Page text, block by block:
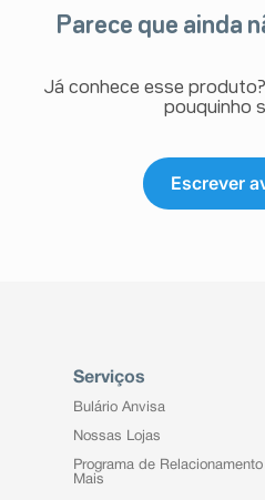
Parece que ainda
Já conhece esse
pouquinho
Escrever
Serviços
Bulário Anvisa
Nossas Lojas
Programa de Relacionamento
Mais